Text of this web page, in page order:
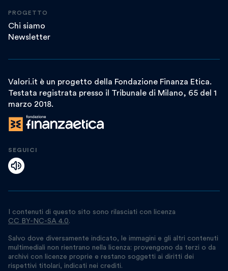
PROGETTO
Chi siamo
Newsletter
Valori.it è un progetto della Fondazione Finanza Etica.
Testata registrata presso il Tribunale di Milano, 65 del 1
marzo 2018.
SEGUICI
I contenuti di questo sito sono rilasciati con licenza
CC BY-NC-SA 4.0.
Salvo dove diversamente indicato, le immagini e gli altri contenuti
multimediali non rientrano nella licenza: provengono da terzi o da
archivi con licenze proprie e restano soggetti ai diritti dei
rispettivi titolari, indicati nei crediti.